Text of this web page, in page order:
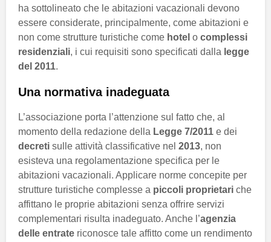
ha sottolineato che le abitazioni vacazionali devono
essere considerate, principalmente, come abitazioni e
non come strutture turistiche come hotel o complessi
residenziali, i cui requisiti sono specificati dalla legge
del 2011.
Una normativa inadeguata
L’associazione porta l’attenzione sul fatto che, al
momento della redazione della Legge 7/2011 e dei
decreti sulle attività classificative nel 2013, non
esisteva una regolamentazione specifica per le
abitazioni vacazionali. Applicare norme concepite per
strutture turistiche complesse a piccoli proprietari che
affittano le proprie abitazioni senza offrire servizi
complementari risulta inadeguato. Anche l’agenzia
delle entrate riconosce tale affitto come un rendimento